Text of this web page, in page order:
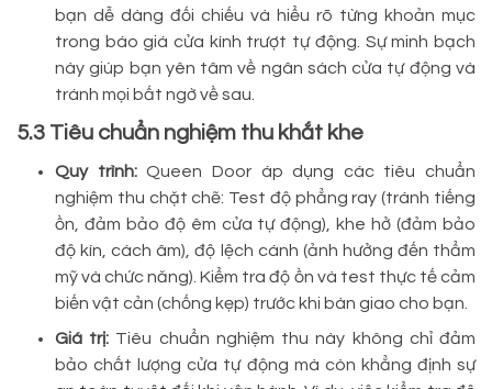
bạn dễ dàng đối chiếu và hiểu rõ từng khoản mục
trong báo giá cửa kính trượt tự động. Sự minh bạch
này giúp bạn yên tâm về ngân sách cửa tự động và
tránh mọi bất ngờ về sau.
5.3 Tiêu chuẩn nghiệm thu khắt khe
Quy trình:Queen Door áp dụng các tiêu chuẩn
nghiệm thu chặt chẽ: Test độ phẳng ray (tránh tiếng
ồn, đảm bảo độ êm cửa tự động), khe hở (đảm bảo
độ kín, cách âm), độ lệch cánh (ảnh hưởng đến thẩm
mỹ và chức năng). Kiểm tra độ ồn và test thực tế cảm
biến vật cản (chống kẹp) trước khi bàn giao cho bạn.
Giá trị: Tiêu chuẩn nghiệm thu này không chỉ đảm
bảo chất lượng cửa tự động mà còn khẳng định sự